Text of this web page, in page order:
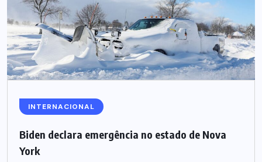
INTERNACIONAL
Biden declara emergência no estado de Nova
York